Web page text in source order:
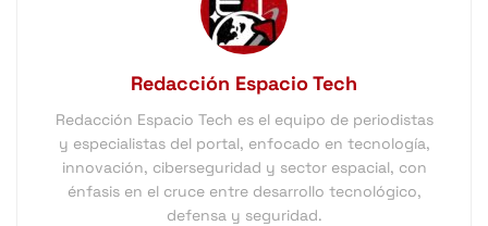
Redacción Espacio Tech
Redacción Espacio Tech es el equipo de periodistas
y especialistas del portal, enfocado en tecnología,
innovación, ciberseguridad y sector espacial, con
énfasis en el cruce entre desarrollo tecnológico,
defensa y seguridad.